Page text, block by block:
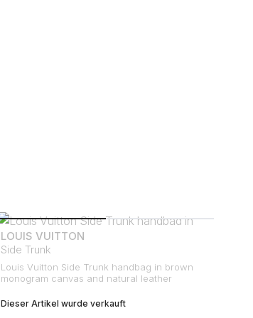
LOUIS VUITTON
Side Trunk
Louis Vuitton Side Trunk handbag in brown
monogram canvas and natural leather
Dieser Artikel wurde verkauft